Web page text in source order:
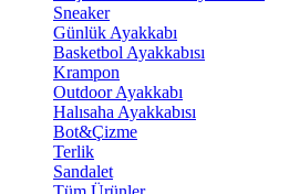
Sneaker
Günlük Ayakkabı
Basketbol Ayakkabısı
Krampon
Outdoor Ayakkabı
Halısaha Ayakkabısı
Bot&Çizme
Terlik
Sandalet